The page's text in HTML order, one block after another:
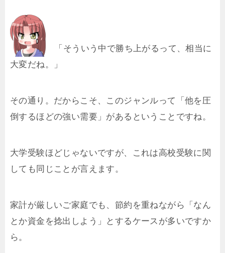
「そういう中で勝ち上がるって、相当に
大変だね。」
その通り。だからこそ、このジャンルって「他を圧
倒するほどの強い需要」があるということですね。
大学受験ほどじゃないですが、これは高校受験に関
しても同じことが言えます。
家計が厳しいご家庭でも、節約を重ねながら「なん
とか資金を捻出しよう」とするケースが多いですか
ら。